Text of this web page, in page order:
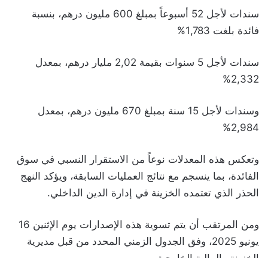
سندات لأجل 52 أسبوعاً بمبلغ 600 مليون درهم، بنسبة
فائدة بلغت 1,783%
سندات لأجل 5 سنوات بقيمة 2,02 مليار درهم، بمعدل
2,332%
وسندات لأجل 15 سنة بمبلغ 670 مليون درهم، بمعدل
2,984%
وتعكس هذه المعدلات نوعاً من الاستقرار النسبي في سوق
الفائدة، بما ينسجم مع نتائج العمليات السابقة، ويؤكد النهج
الحذر الذي تعتمده الخزينة في إدارة الدين الداخلي.
ومن المرتقب أن يتم تسوية هذه الإصدارات يوم الإثنين 16
يونيو 2025، وفق الجدول الزمني المحدد من قبل مديرية